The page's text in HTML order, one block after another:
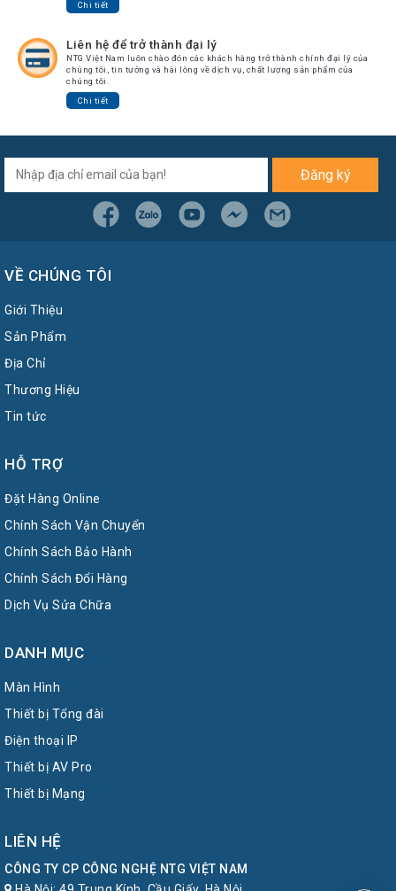
Chi tiết
Liên hệ để trở thành đại lý
NTG Việt Nam luôn chào đón các khách hàng trở thành chính đại lý của
chúng tôi, tin tưởng và hài lòng về dịch vụ, chất lượng sản phẩm của
chúng tôi.
Chi tiết
Đăng ký
VỀ CHÚNG TÔI
Giới Thiệu
Sản Phẩm
Địa Chỉ
Thương Hiệu
Tin tức
HỖ TRỢ
Đặt Hàng Online
Chính Sách Vận Chuyển
Chính Sách Bảo Hành
Chính Sách Đổi Hàng
Dịch Vụ Sửa Chữa
DANH MỤC
Màn Hình
Thiết bị Tổng đài
Điện thoại IP
Thiết bị AV Pro
Thiết bị Mạng
LIÊN HỆ
CÔNG TY CP CÔNG NGHỆ NTG VIỆT NAM